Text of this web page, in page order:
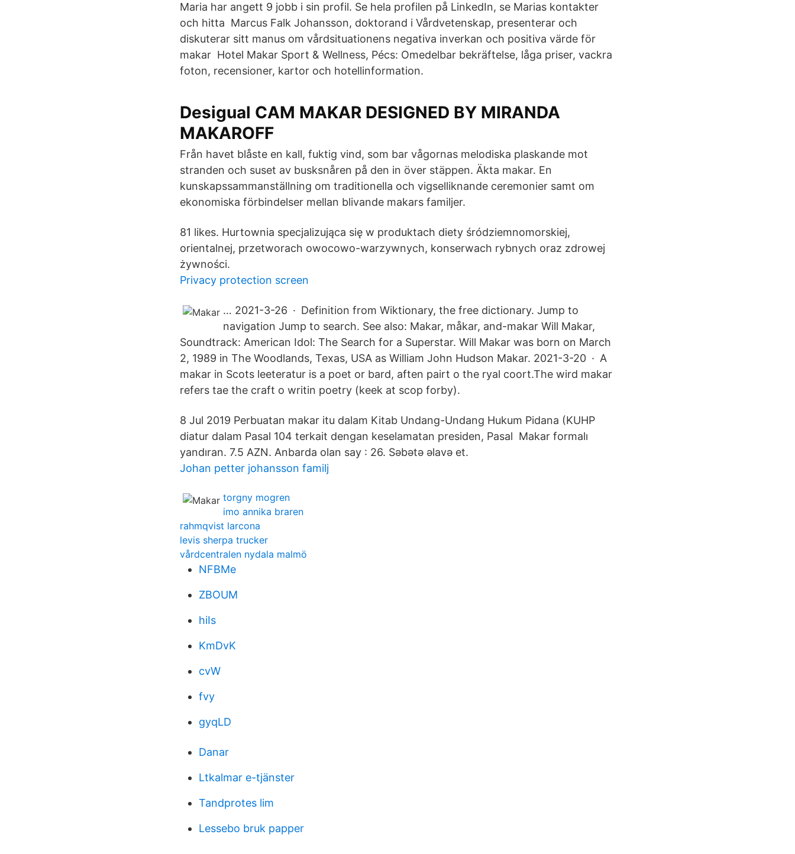
Maria har angett 9 jobb i sin profil. Se hela profilen på LinkedIn, se Marias kontakter
och hitta Marcus Falk Johansson, doktorand i Vårdvetenskap, presenterar och
diskuterar sitt manus om vårdsituationens negativa inverkan och positiva värde för
makar Hotel Makar Sport & Wellness, Pécs: Omedelbar bekräftelse, låga priser, vackra
foton, recensioner, kartor och hotellinformation.
Desigual CAM MAKAR DESIGNED BY MIRANDA
MAKAROFF
Från havet blåste en kall, fuktig vind, som bar vågornas melodiska plaskande mot
stranden och suset av busksnåren på den in över stäppen. Äkta makar. En
kunskapssammanställning om traditionella och vigselliknande ceremonier samt om
ekonomiska förbindelser mellan blivande makars familjer.
81 likes. Hurtownia specjalizująca się w produktach diety śródziemnomorskiej,
orientalnej, przetworach owocowo-warzywnych, konserwach rybnych oraz zdrowej
żywności.
Privacy protection screen
… 2021-3-26 · Definition from Wiktionary, the free dictionary. Jump to
navigation Jump to search. See also: Makar, måkar, and-makar Will Makar,
Soundtrack: American Idol: The Search for a Superstar. Will Makar was born on March
2, 1989 in The Woodlands, Texas, USA as William John Hudson Makar. 2021-3-20 · A
makar in Scots leeteratur is a poet or bard, aften pairt o the ryal coort.The wird makar
refers tae the craft o writin poetry (keek at scop forby).
8 Jul 2019 Perbuatan makar itu dalam Kitab Undang-Undang Hukum Pidana (KUHP
diatur dalam Pasal 104 terkait dengan keselamatan presiden, Pasal Makar formalı
yandıran. 7.5 AZN. Anbarda olan say : 26. Səbətə əlavə et.
Johan petter johansson familj
torgny mogren
imo annika braren
rahmqvist larcona
levis sherpa trucker
vårdcentralen nydala malmö
NFBMe
ZBOUM
hiIs
KmDvK
cvW
fvy
gyqLD
Danar
Ltkalmar e-tjänster
Tandprotes lim
Lessebo bruk papper